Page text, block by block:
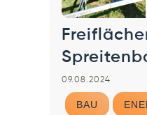
09.08.2024
BAU